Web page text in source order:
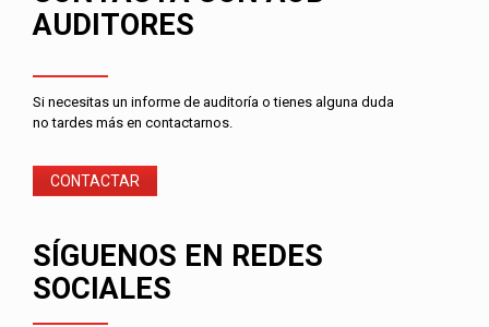
AUDITORES
Si necesitas un informe de auditoría o tienes alguna duda
no tardes más en contactarnos.
CONTACTAR
SÍGUENOS EN REDES
SOCIALES